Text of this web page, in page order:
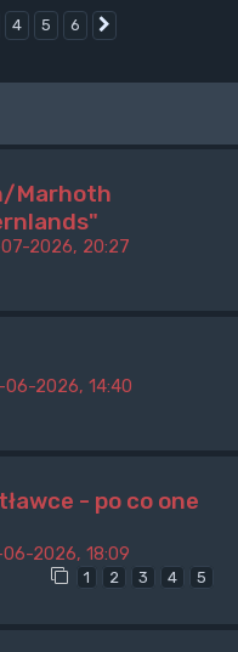
4 5 6
Marhoth
2026, 20:27
06-2026, 14:40
- po co one
06-2026, 18:09
1 2 3 4 5